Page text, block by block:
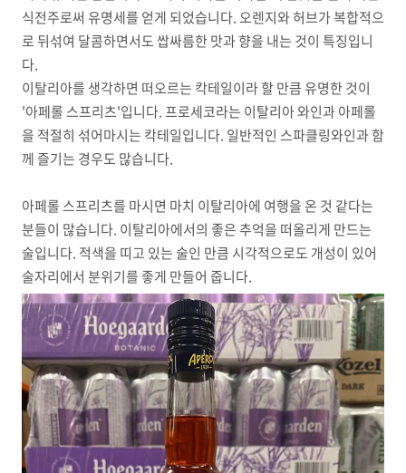
식전주로써 유명세를 얻게 되었습니다. 오렌지와 허브가 복합적으
로 뒤섞여 달콤하면서도 쌉싸름한 맛과 향을 내는 것이 특징입니
다.
이탈리아를 생각하면 떠오르는 칵테일이라 할 만큼 유명한 것이
'아페롤 스프리츠'입니다. 프로세코라는 이탈리아 와인과 아페롤
을 적절히 섞어마시는 칵테일입니다. 일반적인 스파클링와인과 함
께 즐기는 경우도 많습니다.
아페롤 스프리츠를 마시면 마치 이탈리아에 여행을 온 것 같다는
분들이 많습니다. 이탈리아에서의 좋은 추억을 떠올리게 만드는
술입니다. 적색을 띠고 있는 술인 만큼 시각적으로도 개성이 있어
술자리에서 분위기를 좋게 만들어 줍니다.